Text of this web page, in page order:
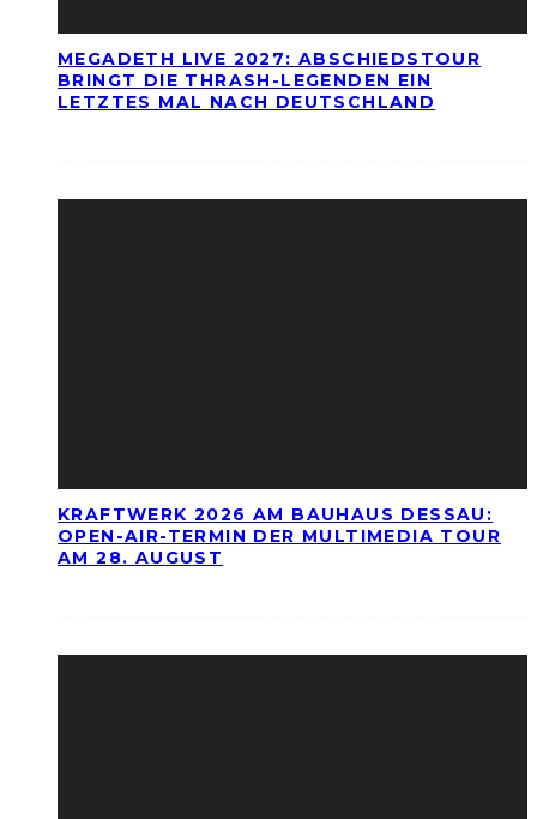
MEGADETH LIVE 2027: ABSCHIEDSTOUR
BRINGT DIE THRASH-LEGENDEN EIN
LETZTES MAL NACH DEUTSCHLAND
KRAFTWERK 2026 AM BAUHAUS DESSAU:
OPEN-AIR-TERMIN DER MULTIMEDIA TOUR
AM 28. AUGUST